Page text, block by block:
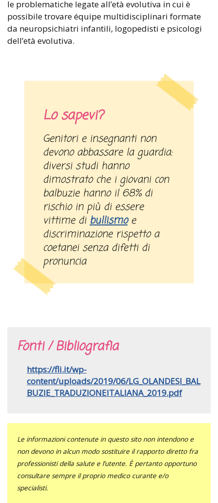
le problematiche legate all’età evolutiva in cui è
possibile trovare équipe multidisciplinari formate
da neuropsichiatri infantili, logopedisti e psicologi
dell’età evolutiva.
Lo sapevi?
Genitori e insegnanti non
devono abbassare la guardia:
diversi studi hanno
dimostrato che i giovani con
balbuzie hanno il 68% di
rischio in più di essere
vittime dibullismoe
discriminazione rispetto a
coetanei senza difetti di
pronuncia
Fonti / Bibliografia
https://fli.it/wp-
content/uploads/2019/06/LG_OLANDESI_BAL
BUZIE_TRADUZIONEITALIANA_2019.pdf
Le informazioni contenute in questo sito non intendono e
non devono in alcun modo sostituire il rapporto diretto fra
professionisti della salute e l’utente. È pertanto opportuno
consultare sempre il proprio medico curante e/o
specialisti.